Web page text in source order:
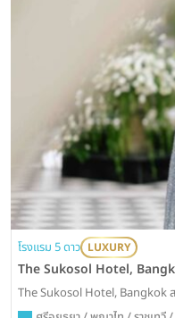
โรงแรม 5 ดาว LUXURY
The Sukosol Hotel,
The Sukosol Hotel, Bangkok